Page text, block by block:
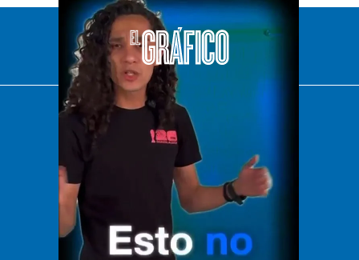
El Universal
Vive USA
Clase
De 10 sports